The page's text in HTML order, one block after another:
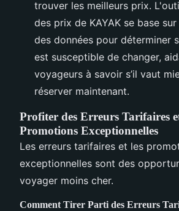
trouver les meilleurs prix.
des prix de KAYAK se base
des données pour déterminer
est susceptible de changer,
voyageurs à savoir s’il vaut
réserver maintenant.
Profiter des Erreurs Tarifaires
Promotions Exceptionnelles
Les erreurs tarifaires et les
exceptionnelles sont des
voyager moins cher.
Comment Tirer Parti des Erreurs